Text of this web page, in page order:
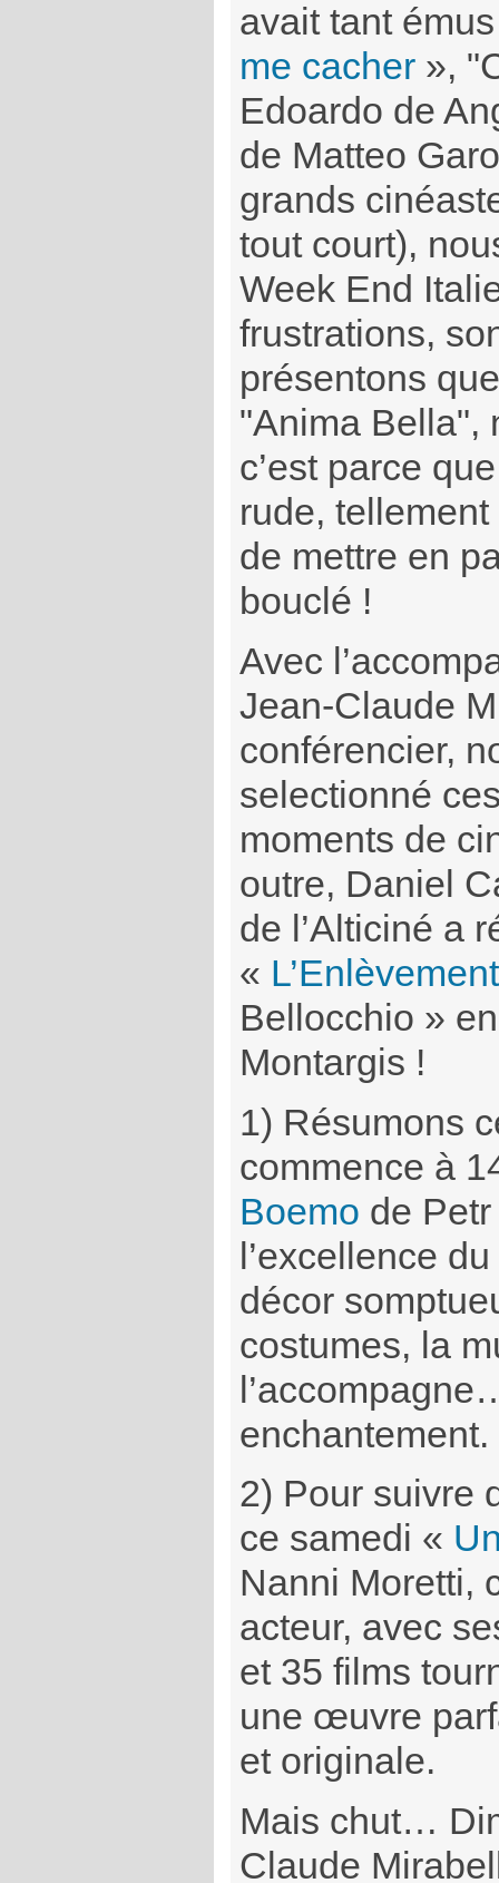
avait tant
me cacher»,
Edoardo de
de Matteo
grands
tout court),
Week End
frustrations,
présentons
"Anima
c’est parce
rude,
de mettre en
bouclé !
Avec
Jean-Claude
conférencier,
selectionné
moments de
outre, Daniel
de l’Alticiné a
« L’Enlèvement
Bellocchio »
Montargis !
1) Résumons
commence à
Boemo de
l’excellence
décor
costumes, la
enchantement.
2) Pour suivre
ce samedi «
Nanni Moretti,
acteur, avec
et 35 films
une œuvre
et originale.
Mais chut…
Claude